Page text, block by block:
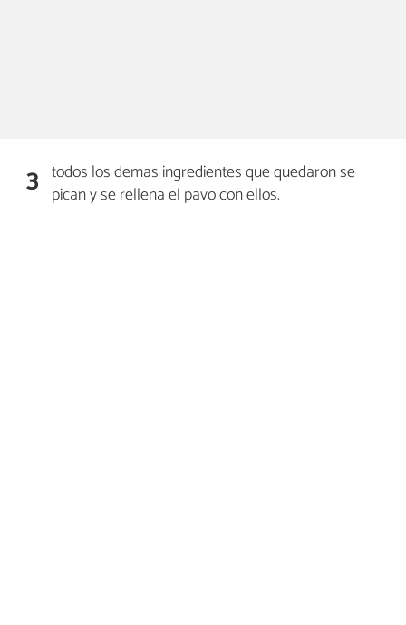
3 todos los demas ingredientes que quedaron se
pican y se rellena el pavo con ellos.